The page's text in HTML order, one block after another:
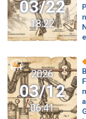
FILM-ZENE-
PLAYLIST
MI AZ A ROBOT
03/22
18:22
2026
03/12
06:41